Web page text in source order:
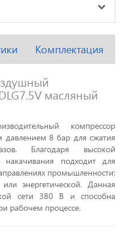
Комплектация
масляный
компрессор
давлением 8 бар для сжатия
Благодаря высокой
накачивания подходит для
промышленности:
энергетической. Данная
сети 380 В и способна
рабочем процессе.